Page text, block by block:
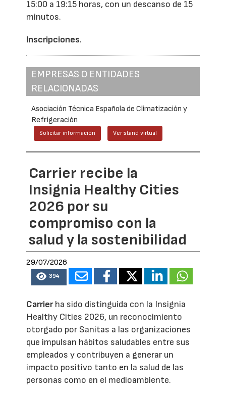
15:00 a 19:15 horas, con un descanso de 15
minutos.
Inscripciones.
EMPRESAS O ENTIDADES
RELACIONADAS
Asociación Técnica Española de Climatización y
Refrigeración
Solicitar información Ver stand virtual
Carrier recibe la
Insignia Healthy Cities
2026 por su
compromiso con la
salud y la sostenibilidad
29/07/2026
394
Carrierha sido distinguida con la Insignia
Healthy Cities 2026, un reconocimiento
otorgado por Sanitas a las organizaciones
que impulsan hábitos saludables entre sus
empleados y contribuyen a generar un
impacto positivo tanto en la salud de las
personas como en el medioambiente.